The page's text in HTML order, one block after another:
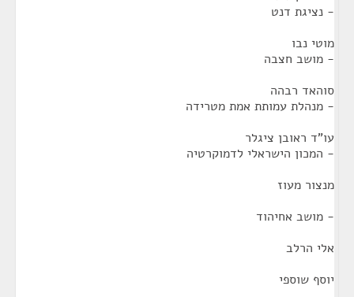
- נציגת דנט
מוטי נבו
- מושב חצבה
סוהאד רבהה
- מנהלת עמותת אמת מטרידה
עו"ד ראובן ציגלר
- המכון הישראלי לדמוקרטיה
מנצור מעוז
- מושב אחיהוד
אלי הרלב
יוסף שוספי